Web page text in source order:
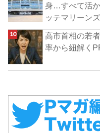
身…すべて活
ッテマリーン
高市首相の若
率から紐解く